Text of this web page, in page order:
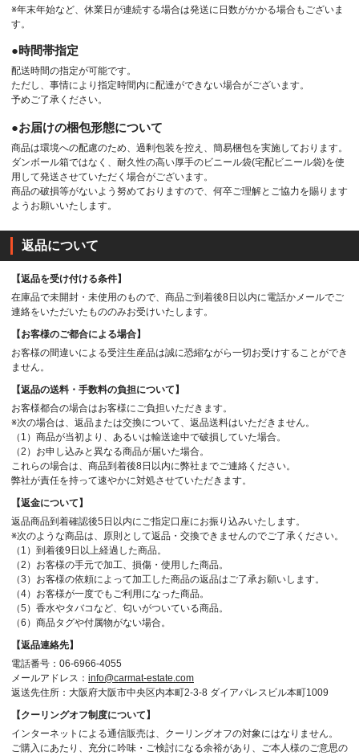
※年末年始など、休業日が連続する場合は発送に日数がかかる場合もございま
す。
●時間帯指定
配送時間の指定が可能です。
ただし、事情により指定時間内に配達ができない場合がございます。
予めご了承ください。
●お届けの梱包形態について
商品は環境への配慮のため、過剰包装を控え、簡易梱包を実施しております。
ダンボール箱ではなく、耐久性の高い厚手のビニール袋(宅配ビニール袋)を使
用して発送させていただく場合がございます。
商品の破損等がないよう努めておりますので、何卒ご理解とご協力を賜ります
ようお願いいたします。
返品について
【返品を受け付ける条件】
在庫品で未開封・未使用のもので、商品ご到着後8日以内に電話かメールでご
連絡をいただいたもののみお受けいたします。
【お客様のご都合による場合】
お客様の間違いによる受注生産品は誠に恐縮ながら一切お受けすることができ
ません。
【返品の送料・手数料の負担について】
お客様都合の場合はお客様にご負担いただきます。
※次の場合は、返品または交換について、返品送料はいただきません。
（1）商品が当初より、あるいは輸送途中で破損していた場合。
（2）お申し込みと異なる商品が届いた場合。
これらの場合は、商品到着後8日以内に弊社までご連絡ください。
弊社が責任を持って速やかに対処させていただきます。
【返金について】
返品商品到着確認後5日以内にご指定口座にお振り込みいたします。
※次のような商品は、原則として返品・交換できませんのでご了承ください。
（1）到着後9日以上経過した商品。
（2）お客様の手元で加工、損傷・使用した商品。
（3）お客様の依頼によって加工した商品の返品はご了承お願いします。
（4）お客様が一度でもご利用になった商品。
（5）香水やタバコなど、匂いがついている商品。
（6）商品タグや付属物がない場合。
【返品連絡先】
電話番号：06-6966-4055
メールアドレス： info@carmat-estate.com
返送先住所：大阪府大阪市中央区内本町2-3-8 ダイアパレスビル本町1009
【クーリングオフ制度について】
インターネットによる通信販売は、クーリングオフの対象にはなりません。
ご購入にあたり、充分に吟味・ご検討になる余裕があり、ご本人様のご意思の